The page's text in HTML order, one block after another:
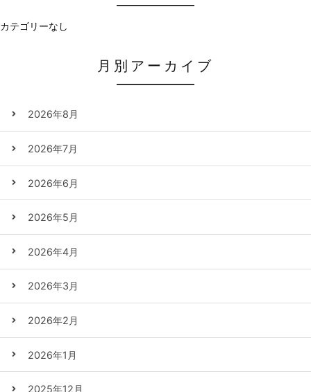
カテゴリーなし
月別アーカイブ
2026年8月
2026年7月
2026年6月
2026年5月
2026年4月
2026年3月
2026年2月
2026年1月
2025年12月